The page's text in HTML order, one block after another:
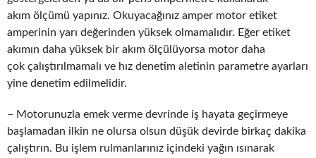
akım ölçümü yapınız. Okuyacağınız amper motor etiket
amperinin yarı değerinden yüksek olmamalıdır. Eğer etiket
akımın daha yüksek bir akım ölçülüyorsa motor daha
çok çalıştırılmamalı ve hız denetim aletinin parametre ayarları
yine denetim edilmelidir.
– Motorunuzla emek verme devrinde iş hayata geçirmeye
başlamadan ilkin ne olursa olsun düşük devirde birkaç dakika
çalıştırın. Bu işlem rulmanlarınız içindeki yağın ısınarak